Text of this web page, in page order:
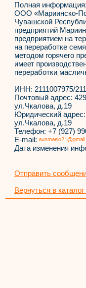
Полная информация:
ООО «Мариинско-
Чувашской
предприятий
предприятием на
на переработке
методом горячего
имеет
переработки
ИНН: 2111007975/
Почтовый адрес:
ул.Чкалова, д.19
Юридический адрес:
ул.Чкалова, д.19
Телефон: +7 (927)
E-mail:
Дата изменения
Отправить
Вернуться в